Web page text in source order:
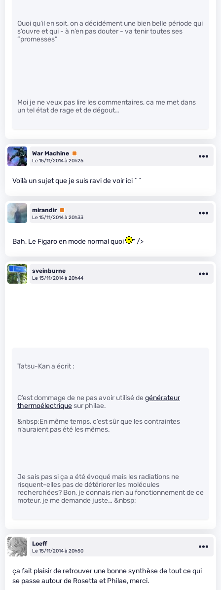
Quoi qu’il en soit, on a décidément une bien belle période qui
s’ouvre et qui - à n’en pas douter - va tenir toutes ses
“promesses”
Moi je ne veux pas lire les commentaires, ca me met dans
un tel état de rage et de dégout…
War Machine Premium
Le 15/11/2014 à 20h26
Voilà un sujet que je suis ravi de voir ici ^ ^
mirandir Premium
Le 15/11/2014 à 20h33
Bah, Le Figaro en mode normal quoi " />
sveinburne
Le 15/11/2014 à 20h44
Tatsu-Kan a écrit :
C’est dommage de ne pas avoir utilisé de générateur
thermoélectriquesur philae.
&nbsp;En même temps, c’est sûr que les contraintes
n’auraient pas été les mêmes.
Je sais pas si ça a été évoqué mais les radiations ne
risquent-elles pas de détériorer les molécules
recherchées? Bon, je connais rien au fonctionnement de ce
moteur, je me demande juste… &nbsp;
Loeff
Le 15/11/2014 à 20h50
ça fait plaisir de retrouver une bonne synthèse de tout ce qui
se passe autour de Rosetta et Philae, merci.